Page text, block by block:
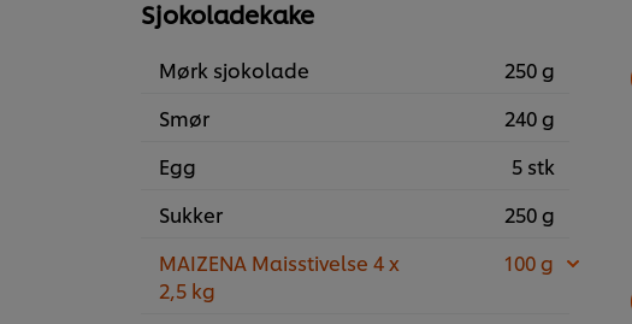
Sjokoladekake
Mørk sjokolade
250 g
Smør
240 g
Egg
5 stk
Sukker
250 g
MAIZENA Maisstivelse 4 x
2,5 kg
100 g